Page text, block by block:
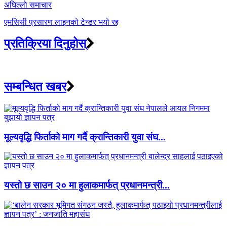
अघिल्लाे समाचार
एमसिसी प्रसारण लाइनको टेन्डर भयो रद्द
प्रतिक्रिया दिनुहोस्
सम्बन्धित खबर
मूल्यवृद्धि फिर्ताको माग गर्दै क्रान्तिकारी युवा संघ...
यस्तो छ साउन २० मा हुलाकमार्फत् प्रधानमन्त्री...